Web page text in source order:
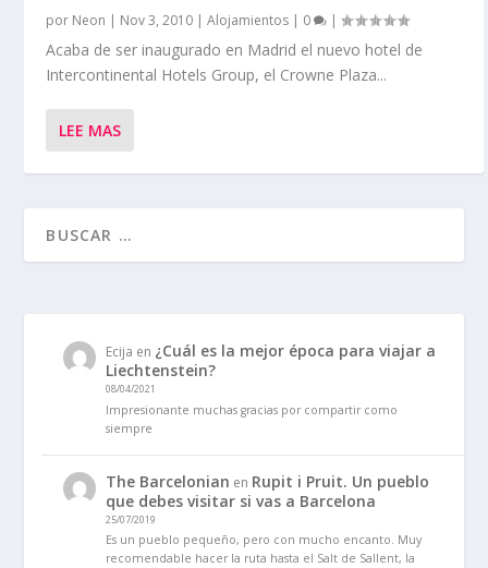
por Neon | Nov 3, 2010 |Alojamientos | 0 |
Acaba de ser inaugurado en Madrid el nuevo hotel de
Intercontinental Hotels Group, el Crowne Plaza...
LEE MAS
Ecija en ¿Cuál es la mejor época para viajar a
Liechtenstein?
08/04/2021
Impresionante muchas gracias por compartir como
siempre
The Barcelonian en Rupit i Pruit. Un pueblo
que debes visitar si vas a Barcelona
25/07/2019
Es un pueblo pequeño, pero con mucho encanto. Muy
recomendable hacer la ruta hasta el Salt de Sallent, la